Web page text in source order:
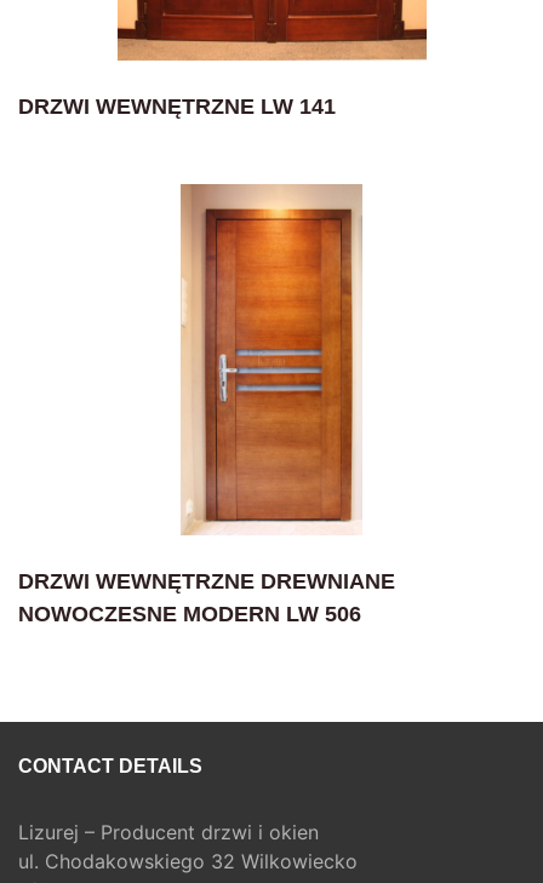
DRZWI WEWNĘTRZNE LW 141
DRZWI WEWNĘTRZNE DREWNIANE
NOWOCZESNE MODERN LW 506
CONTACT DETAILS
Lizurej – Producent drzwi i okien
ul. Chodakowskiego 32 Wilkowiecko